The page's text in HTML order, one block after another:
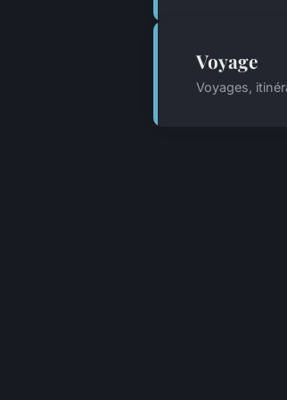
Voyage
Voyages,